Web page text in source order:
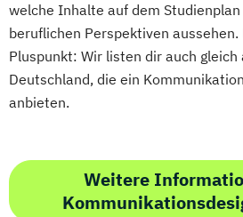
welche Inhalte auf dem
beruflichen Perspektiven aussehen.
Pluspunkt: Wir listen dir auch gleich
Deutschland, die ein
anbieten.
Weitere